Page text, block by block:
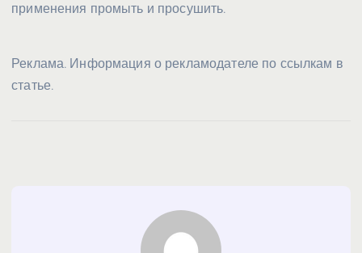
применения промыть и просушить.
Реклама. Информация о рекламодателе по ссылкам в
статье.